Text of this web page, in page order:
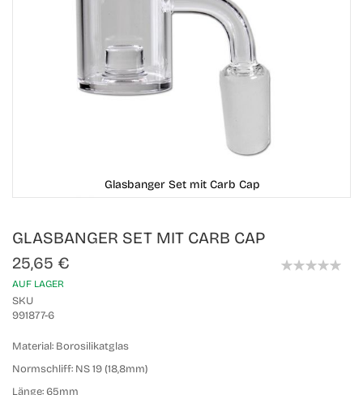
GLASBANGER SET MIT CARB CAP
25,65 €
AUF LAGER
SKU
991877-6
Material: Borosilikatglas
Normschliff: NS 19 (18,8mm)
Länge:65mm
Glasbanger Set mit Carb Cap
to
beginning
of
images
gallery